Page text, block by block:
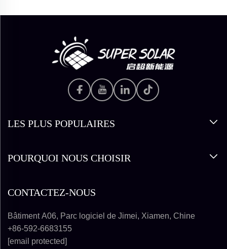
LES PLUS POPULAIRES
POURQUOI NOUS CHOISIR
CONTACTEZ-NOUS
Bâtiment A06, Parc logiciel de Jimei, Xiamen, Chine
+86-592-6683155
[email protected]